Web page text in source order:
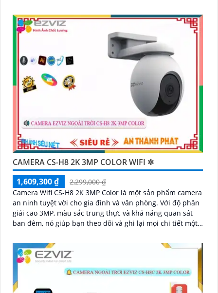
CAMERA CS-H8 2K 3MP COLOR WIFI ✲
1,609,300 ₫
2,299,000 ₫
Camera Wifi CS-H8 2K 3MP Color là một sản phẩm camera
an ninh tuyệt vời cho gia đình và văn phòng. Với độ phân
giải cao 3MP, màu sắc trung thực và khả năng quan sát
ban đêm, nó giúp bạn theo dõi và ghi lại mọi chi tiết một